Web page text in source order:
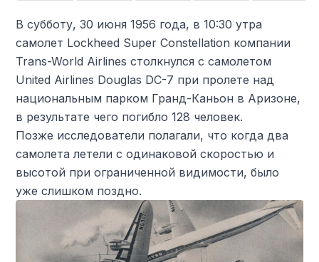
В субботу, 30 июня 1956 года, в 10:30 утра
самолет Lockheed Super Constellation компании
Trans-World Airlines столкнулся с самолетом
United Airlines Douglas DC-7 при пролете над
национальным парком Гранд-Каньон в Аризоне,
в результате чего погибло 128 человек.
Позже исследователи полагали, что когда два
самолета летели с одинаковой скоростью и
высотой при ограниченной видимости, было
уже слишком поздно.